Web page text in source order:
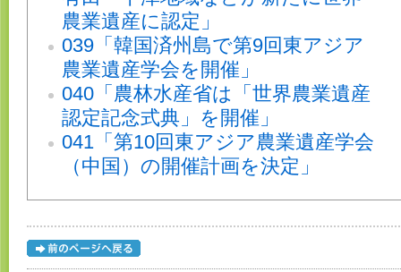
農業遺産に認定」
039「韓国済州島で第9回東アジア
農業遺産学会を開催」
040「農林水産省は「世界農業遺産
認定記念式典」を開催」
041「第10回東アジア農業遺産学会
（中国）の開催計画を決定」